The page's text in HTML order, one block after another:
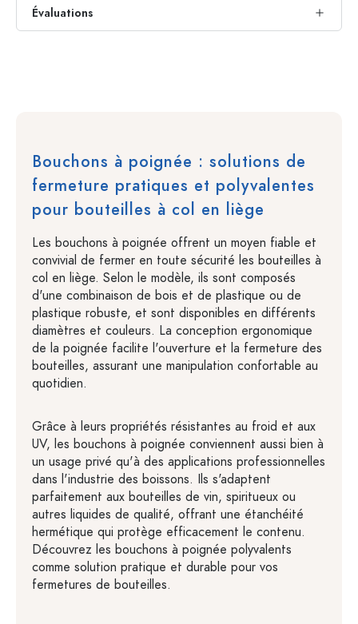
Évaluations
Bouchons à poignée : solutions de
fermeture pratiques et polyvalentes
pour bouteilles à col en liège
Les bouchons à poignée offrent un moyen fiable et
convivial de fermer en toute sécurité les bouteilles à
col en liège. Selon le modèle, ils sont composés
d'une combinaison de bois et de plastique ou de
plastique robuste, et sont disponibles en différents
diamètres et couleurs. La conception ergonomique
de la poignée facilite l'ouverture et la fermeture des
bouteilles, assurant une manipulation confortable au
quotidien.
Grâce à leurs propriétés résistantes au froid et aux
UV, les bouchons à poignée conviennent aussi bien à
un usage privé qu'à des applications professionnelles
dans l'industrie des boissons. Ils s'adaptent
parfaitement aux bouteilles de vin, spiritueux ou
autres liquides de qualité, offrant une étanchéité
hermétique qui protège efficacement le contenu.
Découvrez les bouchons à poignée polyvalents
comme solution pratique et durable pour vos
fermetures de bouteilles.